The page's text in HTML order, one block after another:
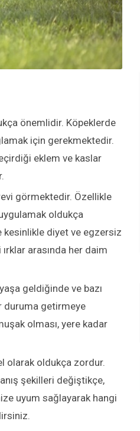
önemlidir. Köpeklerde
için gerekmektedir.
eklem ve kaslar
görmektedir. Özellikle
oldukça
kesinlikle diyet ve egzersiz
arasında her daim
geldiğinde ve bazı
duruma getirmeye
olması, yere kadar
olarak oldukça zordur.
şekilleri değiştikçe,
uyum sağlayarak hangi